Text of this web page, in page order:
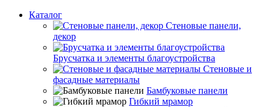
Каталог
Стеновые панели,
декор
Брусчатка и элементы благоустройства
Стеновые и
фасадные материалы
Бамбуковые панели
Гибкий мрамор